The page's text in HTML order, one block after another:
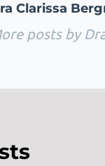
Clarissa
posts by